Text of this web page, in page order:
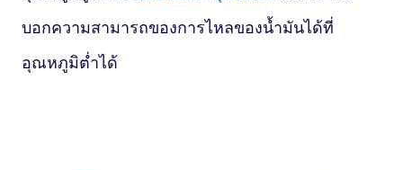
บอกความสามารถของการไหลของน้ำมันได้ที่
อุณหภูมิต่ำได้